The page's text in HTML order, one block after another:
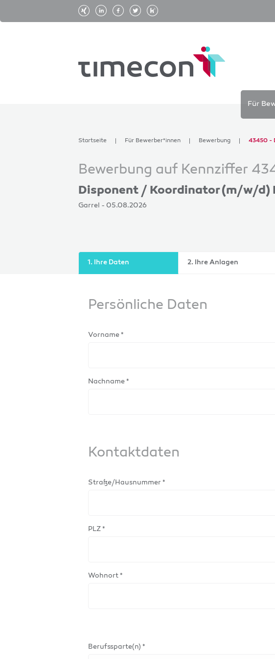
Für
Startseite Für Bewerber*innen Bewerbung 43450 -
Bewerbung auf Kennziffer
Disponent / Koordinator (m/w/
Garrel - 05.08.2026
1. Ihre Daten 2. Ihre Anlagen
Persönliche Daten
Vorname *
Nachname *
Kontaktdaten
Straße/Hausnummer *
PLZ *
Wohnort *
Berufssparte(n) *